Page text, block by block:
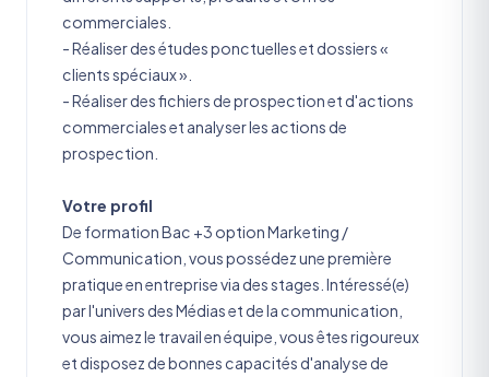
commerciales.
- Réaliser des études ponctuelles et dossiers «
clients spéciaux ».
- Réaliser des fichiers de prospection et d'actions
commerciales et analyser les actions de
prospection.
Votre profil
De formation Bac +3 option Marketing /
Communication, vous possédez une première
pratique en entreprise via des stages. Intéressé(e)
par l'univers des Médias et de la communication,
vous aimez le travail en équipe, vous êtes rigoureux
et disposez de bonnes capacités d'analyse de